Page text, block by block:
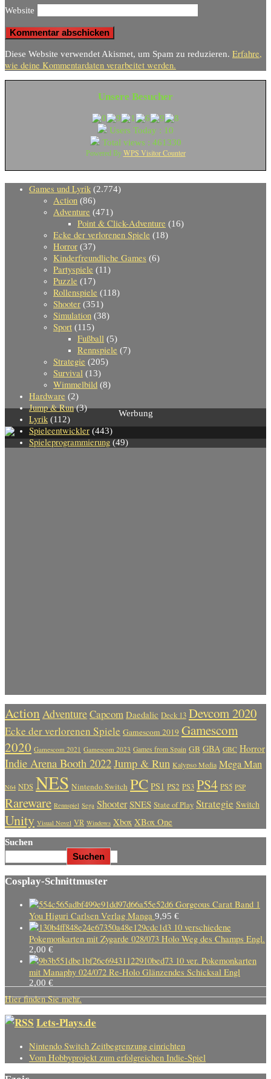
Website
Diese Website verwendet Akismet, um Spam zu reduzieren. Erfahre,
wie deine Kommentardaten verarbeitet werden.
Unsere Besucher
Users Today : 10
Total views : 461330
Powered By WPS Visitor Counter
Games und Lyrik (2.774)
Action (86)
Adventure (471)
Point & Click-Adventure (16)
Ecke der verlorenen Spiele (18)
Horror (37)
Kinderfreundliche Games (6)
Partyspiele (11)
Puzzle (17)
Rollenspiele (118)
Shooter (351)
Simulation (38)
Sport (115)
Fußball (5)
Rennspiele (7)
Strategie (205)
Survival (13)
Wimmelbild (8)
Hardware (2)
Jump & Run(3)
Lyrik (112)
Spieleentwickler (443)
Spieleprogrammierung (49)
Werbung
Action AdventureCapcom Daedalic Deck 13 Devcom 2020
Ecke der verlorenen Spiele Gamescom 2019 Gamescom
2020 Gamescom 2021 Gamescom 2023 Games from Spain GB GBA GBC Horror
Indie Arena Booth 2022Jump & Run Kalypso Media Mega Man
N64 NDS NES Nintendo Switch PC PS1 PS2 PS3 PS4 PS5 PSP
Rareware Rennspiel Sega Shooter SNES State of Play Strategie Switch
Unity Visual Novel VR Windows Xbox XBox One
Suchen
Suchen
Cosplay-Schnittmuster
Gorgeous Carat Band 1
You Higuri Carlsen Verlag Manga 9,95 €
10 verschiedene
Pokemonkarten mit Zygarde 028/073 Holo Weg des Champs Engl.
2,00 €
10 ver. Pokemonkarten
mit Manaphy 024/072 Re-Holo Glänzendes Schicksal Engl
2,00 €
Hier finden Sie mehr.
Lets-Plays.de
Nintendo Switch Zeitbegrenzung einrichten
Vom Hobbyprojekt zum erfolgreichen Indie-Spiel